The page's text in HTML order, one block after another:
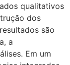
qualitativos
dos
são
a
Em um